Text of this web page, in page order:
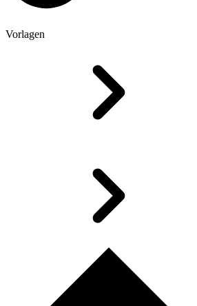
Vorlagen